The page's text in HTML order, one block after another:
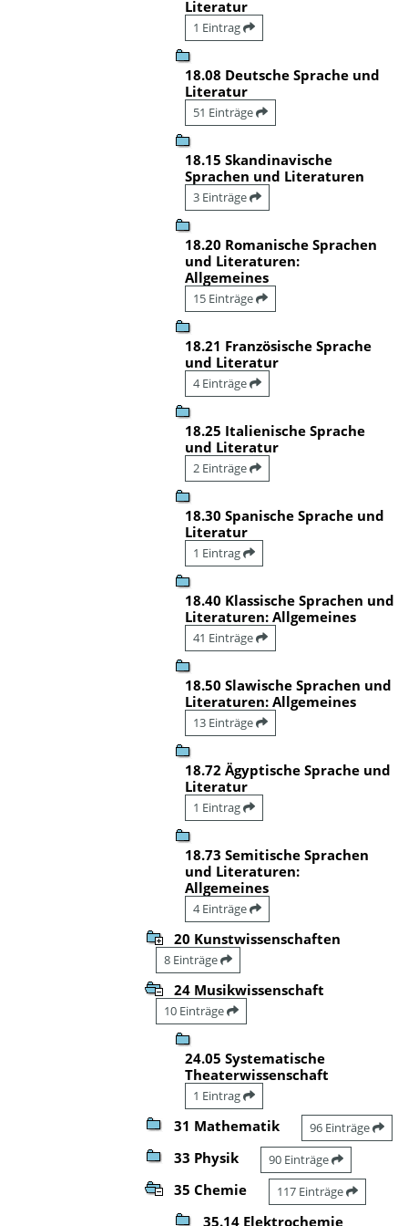
Literatur
1 Eintrag
18.08 Deutsche Sprache und
Literatur
51 Einträge
18.15 Skandinavische
Sprachen und Literaturen
3 Einträge
18.20 Romanische Sprachen
und Literaturen:
Allgemeines
15 Einträge
18.21 Französische Sprache
und Literatur
4 Einträge
18.25 Italienische Sprache
und Literatur
2 Einträge
18.30 Spanische Sprache und
Literatur
1 Eintrag
18.40 Klassische Sprachen und
Literaturen: Allgemeines
41 Einträge
18.50 Slawische Sprachen und
Literaturen: Allgemeines
13 Einträge
18.72 Ägyptische Sprache und
Literatur
1 Eintrag
18.73 Semitische Sprachen
und Literaturen:
Allgemeines
4 Einträge
20 Kunstwissenschaften
8 Einträge
24 Musikwissenschaft
10 Einträge
24.05 Systematische
Theaterwissenschaft
1 Eintrag
31 Mathematik 96 Einträge
33 Physik 90 Einträge
35 Chemie 117 Einträge
35.14 Elektrochemie